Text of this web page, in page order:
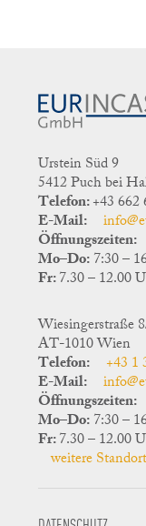
Urstein Süd 9
5412 Puch bei
Telefon:+43
E-Mail:
Öffnungszeiten:
Mo–Do:7:30 –
Fr:7.30 – 12.00
Wiesingerstraße
AT-1010 Wien
Telefon: +43 1
E-Mail:
Öffnungszeiten:
Mo–Do:7:30 –
Fr:7.30 – 12.00
weitere